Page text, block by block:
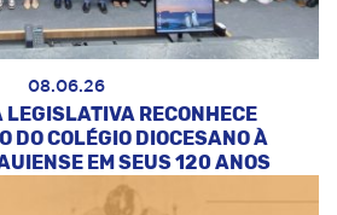
08.06.26
RECONHECE
DO COLÉGIO DIOCESANO À
EM SEUS 120 ANOS